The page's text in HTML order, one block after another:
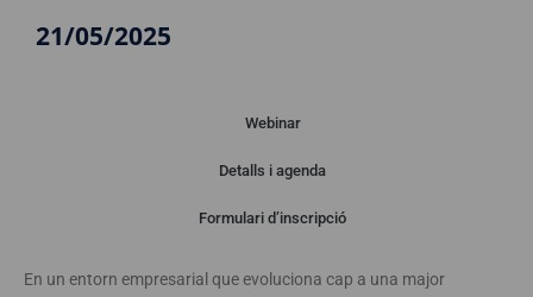
21/05/2025
Webinar
Detalls i agenda
Formulari d’inscripció
En un entorn empresarial que evoluciona cap a una major